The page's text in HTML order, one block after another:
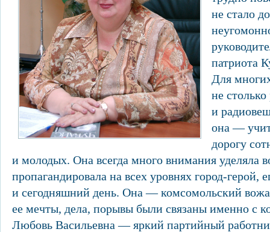
не стало
патриота
Для
не
и
она —
дорогу
и молодых. Она всегда много внимания уделяла
пропагандировала на всех уровнях город-герой,
и сегодняшний день. Она — комсомольский
ее мечты, дела, порывы были связаны именно с
Любовь Васильевна — яркий партийный